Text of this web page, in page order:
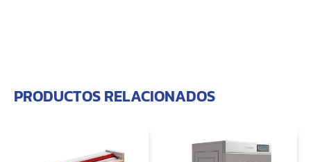
PRODUCTOS RELACIONADOS